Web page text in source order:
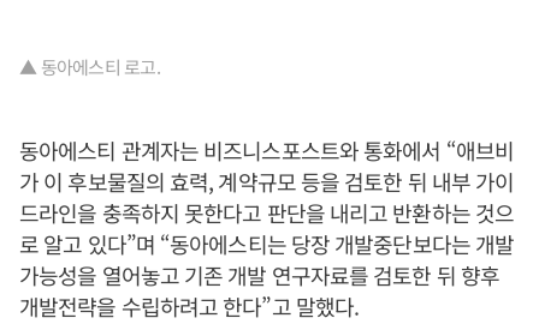
▲ 동아에스티 로고.
동아에스티 관계자는 비즈니스포스트와 통화에서 “애브비
가 이 후보물질의 효력, 계약규모 등을 검토한 뒤 내부 가이
드라인을 충족하지 못한다고 판단을 내리고 반환하는 것으
로 알고 있다”며 “동아에스티는 당장 개발중단보다는 개발
가능성을 열어놓고 기존 개발 연구자료를 검토한 뒤 향후
개발전략을 수립하려고 한다”고 말했다.